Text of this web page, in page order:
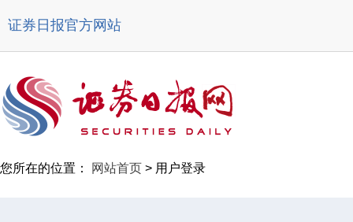
证券日报官方网站
您所在的位置： 网站首页 > 用户登录